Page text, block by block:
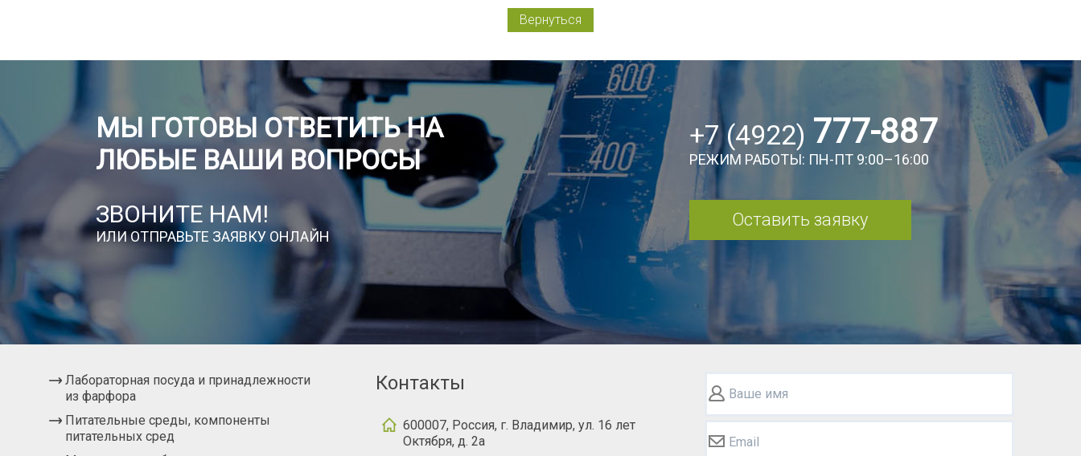
Вернуться
МЫ ГОТОВЫ ОТВЕТИТЬ НА
ЛЮБЫЕ ВАШИ ВОПРОСЫ
ЗВОНИТЕ НАМ!
ИЛИ ОТПРАВЬТЕ ЗАЯВКУ ОНЛАЙН
+7 (4922) 777-887
РЕЖИМ РАБОТЫ: ПН-ПТ 9:00–16:00
Оставить заявку
Лабораторная посуда и принадлежности
из фарфора
Питательные среды, компоненты
питательных сред
Контакты
600007, Россия, г. Владимир, ул. 16 лет
Октября, д. 2а
Ваше имя
Email